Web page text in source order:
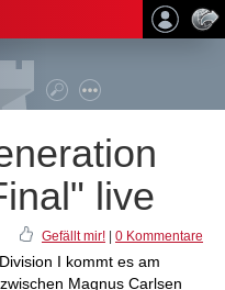
live
Gefällt mir! 0 Kommentare
I kommt es am
Magnus Carlsen